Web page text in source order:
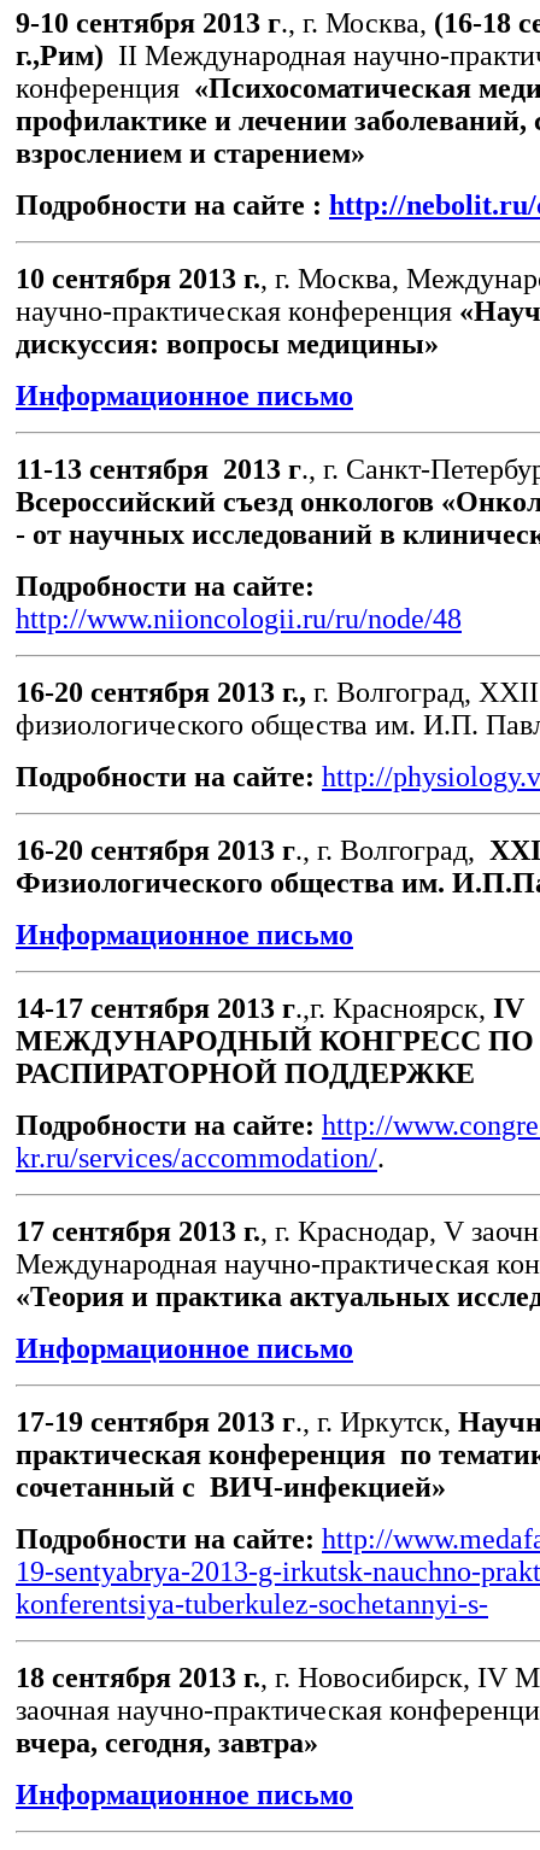
9-10 сентября 2013 г., г. Москва, (16-18
г.,Рим) II Международная научно-
конференция «Психосоматическая
профилактике и лечении заболеваний,
взрослением и старением»
Подробности на сайте : http://nebolit.ru/
10 сентября 2013 г., г. Москва,
научно-практическая конференция
дискуссия: вопросы медицины»
Информационное письмо
11-13 сентября 2013 г., г. Санкт-
Всероссийский съезд онкологов
- от научных исследований в
Подробности на сайте:
http://www.niioncologii.ru/ru/node/48
16-20 сентября 2013 г., г. Волгоград,
физиологического общества им. И.П.
Подробности на сайте: http://
16-20 сентября 2013 г., г. Волгоград,
Физиологического общества им.
Информационное письмо
14-17 сентября 2013 г.,г. Красноярск, IV
МЕЖДУНАРОДНЫЙ КОНГРЕСС ПО
РАСПИРАТОРНОЙ ПОДДЕРЖКЕ
Подробности на сайте: http://
kr.ru/services/accommodation/.
17 сентября 2013 г., г. Краснодар, V
Международная научно-практическая
«Теория и практика актуальных
Информационное письмо
17-19 сентября 2013 г., г. Иркутск,
практическая конференция по
сочетанный с ВИЧ-инфекцией»
Подробности на сайте: http://
19-sentyabrya-2013-g-irkutsk-nauchno-
konferentsiya-tuberkulez-sochetannyi-s-
18 сентября 2013 г., г. Новосибирск, IV
заочная научно-практическая
вчера, сегодня, завтра»
Информационное письмо